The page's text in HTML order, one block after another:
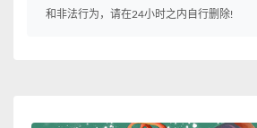
和非法行为，请在24小时之内自行删除!